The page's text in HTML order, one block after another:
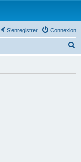
Connexion
S’enregistrer